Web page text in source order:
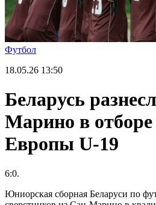
Футбол
18.05.26 13:50
Беларусь
Марино в
Европы U-19
6:0.
Юниорская сборная Беларуси по